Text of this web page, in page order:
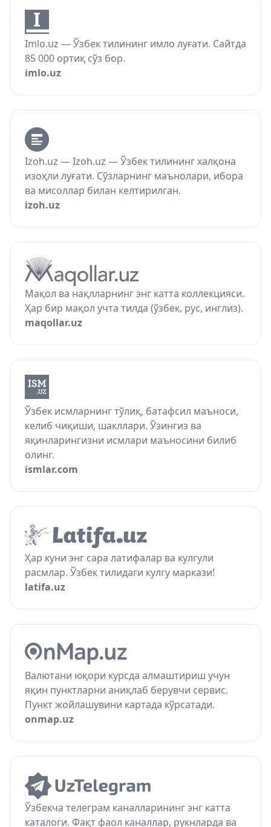
Imlo.uz — Ўзбек тилининг имло луғати. Сайтда
85 000 ортиқ сўз бор.
imlo.uz
Izoh.uz — Izoh.uz — Ўзбек тилининг халқона
изоҳли луғати. Сўзларнинг маънолари, ибора
ва мисоллар билан келтирилган.
izoh.uz
Мақол ва нақлларнинг энг катта коллекцияси.
Ҳар бир мақол учта тилда (ўзбек, рус, инглиз).
maqollar.uz
Ўзбек исмларнинг тўлиқ, батафсил маъноси,
келиб чиқиши, шакллари. Ўзингиз ва
яқинларингизни исмлари маъносини билиб
олинг.
ismlar.com
Ҳар куни энг сара латифалар ва кулгули
расмлар. Ўзбек тилидаги кулгу маркази!
latifa.uz
Валютани юқори курсда алмаштириш учун
яқин пунктларни аниқлаб берувчи сервис.
Пункт жойлашувини картада кўрсатади.
onmap.uz
Ўзбекча телеграм каналларининг энг катта
каталоги. Фақт фаол каналлар, рукнларда ва